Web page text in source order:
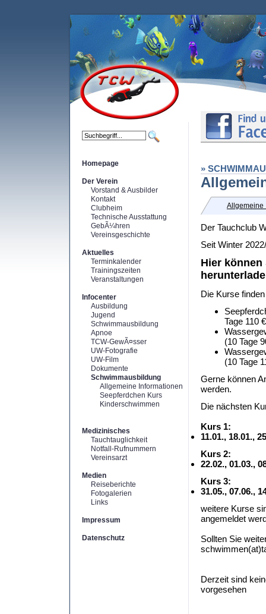
Homepage
Der Verein
Vorstand & Ausbilder
Kontakt
Clubheim
Technische Ausstattung
GebÃ¼hren
Vereinsgeschichte
Aktuelles
Terminkalender
Trainingszeiten
Veranstaltungen
Infocenter
Ausbildung
Jugend
Schwimmausbildung
Apnoe
TCW-GewÃ¤sser
UW-Fotografie
UW-Film
Dokumente
Schwimmausbildung
Allgemeine Informationen
Seepferdchen Kurs
Kinderschwimmen
Medizinisches
Tauchtauglichkeit
Notfall-Rufnummern
Vereinsarzt
Medien
Reiseberichte
Fotogalerien
Links
Impressum
Datenschutz
»
Allgemeine
Der Tauchclub
Seit Winter
Hier
Die Kurse
Tage 110
(10 Tage
(10 Tage
Gerne können
werden.
Die nächsten
Kurs 1:
11.01., 18.01.,
Kurs 2:
22.02., 01.03.,
Kurs 3:
31.05., 07.06.,
weitere Kurse
angemeldet
Sollten Sie
Derzeit sind
vorgesehen